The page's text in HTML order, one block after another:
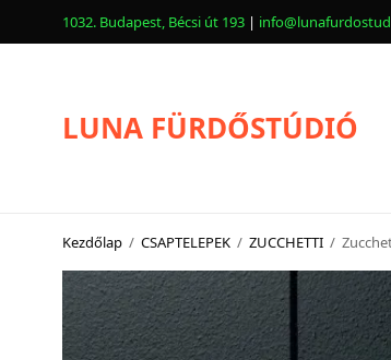
1032. Budapest, Bécsi út 193 |
LUNA FÜRDŐSTÚDIÓ
Kezdőlap / CSAPTELEPEK / ZUCCHETTI /
SZANITEREK
SCHWAB
KÁDAK